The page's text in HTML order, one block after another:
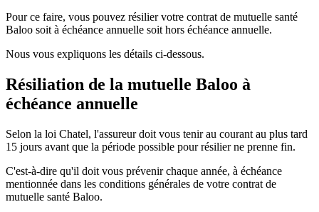
Pour ce faire, vous pouvez résilier votre contrat de mutuelle santé
Baloo soit à échéance annuelle soit hors échéance annuelle.
Nous vous expliquons les détails ci-dessous.
Résiliation de la mutuelle Baloo à
échéance annuelle
Selon la loi Chatel, l'assureur doit vous tenir au courant au plus tard
15 jours avant que la période possible pour résilier ne prenne fin.
C'est-à-dire qu'il doit vous prévenir chaque année, à échéance
mentionnée dans les conditions générales de votre contrat de
mutuelle santé Baloo.